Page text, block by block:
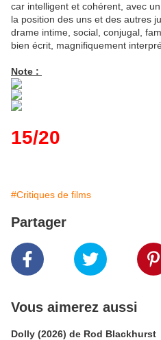
car intelligent et cohérent, avec
la position des uns et des autres
drame intime, social, conjugal,
bien écrit, magnifiquement
Note :
15/20
#Critiques de films
Partager
Vous aimerez aussi
Dolly (2026) de Rod Blackhurst